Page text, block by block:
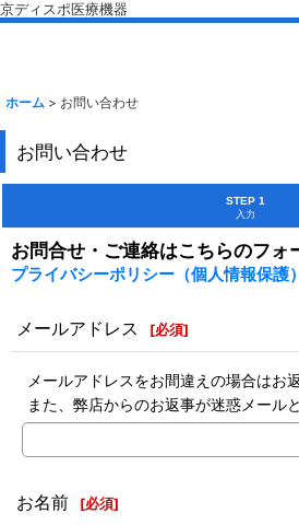
京ディスポ医療機器
ホーム > お問い合わせ
お問い合わせ
STEP 1
入力
お問合せ・ご連絡はこちらのフォ
プライバシーポリシー（個人情報保護）
メールアドレス [必須]
メールアドレスをお間違えの場合はお
また、弊店からのお返事が迷惑メール
お名前 [必須]